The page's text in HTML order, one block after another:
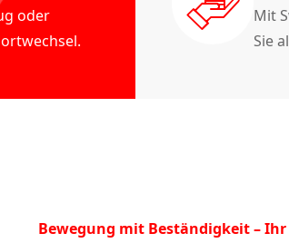
oder
Mit
Sie
Bewegung mit Beständigkeit –